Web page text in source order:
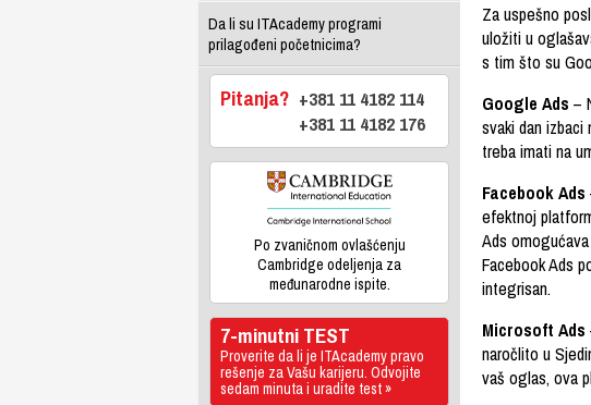
Za uspešno
uložiti u
s tim što su
Google Ads –
svaki dan
treba imati na
Facebook Ads
efektnoj
Ads
Facebook Ads
integrisan.
Microsoft Ads
naročlito u
vaš oglas, ova
Da li su ITAcademy programi
prilagođeni početnicima?
Pitanja? +381 11 4182 114
+381 11 4182 176
Po zvaničnom ovlašćenju
Cambridge odeljenja za
međunarodne ispite.
7-minutni TEST
Proverite da li je ITAcademy pravo
rešenje za Vašu karijeru. Odvojite
sedam minuta i uradite test »